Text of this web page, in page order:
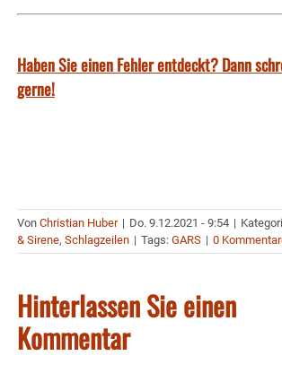
Haben Sie einen Fehler entdeckt? Dann
gerne!
Von Christian Huber | Do. 9.12.2021 - 9:54 |
& Sirene, Schlagzeilen | Tags: GARS | 0
Hinterlassen Sie einen
Kommentar